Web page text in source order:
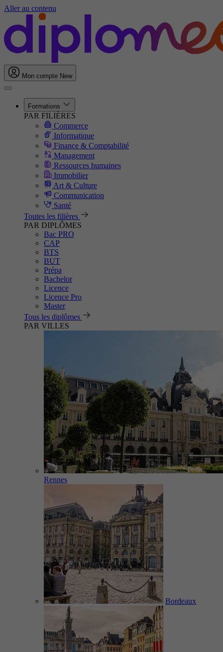
Aller au contenu
Mon compte New
Formations
PAR FILIÈRES
Commerce
Informatique
Finance & Comptabilité
Management
Ressources humaines
Immobilier
Art & Culture
Communication
Santé
Toutes les filières
PAR DIPLÔMES
Bac PRO
CAP
BTS
BUT
Prépa
Bachelor
Licence
Licence Pro
Master
Tous les diplômes
PAR VILLES
Rennes
Bordeaux